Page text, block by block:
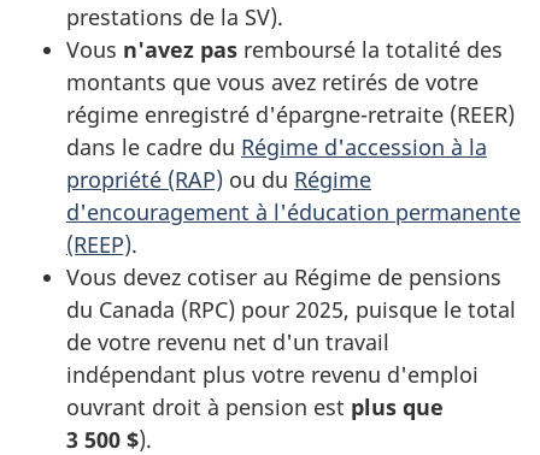
prestations de la SV).
Vous n'avez pas remboursé la totalité des
montants que vous avez retirés de votre
régime enregistré d'épargne-retraite (REER)
dans le cadre du Régime d'accession à la
propriété (RAP) ou du Régime
d'encouragement à l'éducation permanente
(REEP).
Vous devez cotiser au Régime de pensions
du Canada (RPC) pour 2025, puisque le total
de votre revenu net d'un travail
indépendant plus votre revenu d'emploi
ouvrant droit à pension est plus que
3 500 $).